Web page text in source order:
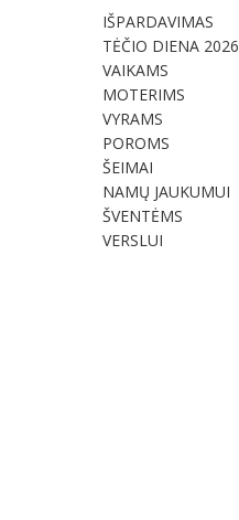
IŠPARDAVIMAS
TĖČIO DIENA 2026
VAIKAMS
MOTERIMS
VYRAMS
POROMS
ŠEIMAI
NAMŲ JAUKUMUI
ŠVENTĖMS
VERSLUI